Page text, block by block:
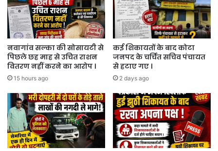
भार
बढ़ाया
।
नवागांव सल्का की सोसायटी से
पिछले छह माह से उचित राशन
वितरण नहीं करने का आरोप ।
15 hours ago
कई शिकायतों के बाद कोटा
जनपद के चर्चित सचिव पंचायत
से हटाए गए ।
2 days ago